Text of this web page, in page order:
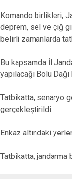
Komando birlikleri,
deprem, sel ve çığ
belirli zamanlarda
Bu kapsamda İl
yapılacağı Bolu
Tatbikatta, senaryo
gerçekleştirildi.
Enkaz altındaki
Tatbikatta, jandarma